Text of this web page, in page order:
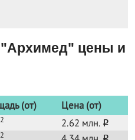
цены и
(от)
Цена (от)
2 2.62 млн. o
2 o